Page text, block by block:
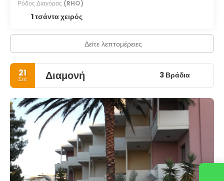
Ρόδος Διαγόρας (RHO)
1 τσάντα χειρός
Δείτε λεπτομέρειες
21
Σεπ Διαμονή 3 Βράδια
Επικοινωνήστε μαζί μας